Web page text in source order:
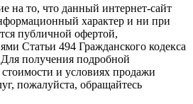
на то, что данный интернет-сайт
характер и ни при
публичной офертой,
Статьи 494 Гражданского кодекса
получения подробной
и условиях продажи
пожалуйста, обращайтесь